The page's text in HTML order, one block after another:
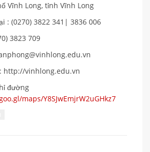
Vĩnh Long, tỉnh Vĩnh Long
: (0270) 3822 341| 3836 006
3823 709
http://vinhlong.edu.vn
đường
maps/Y8SJwEmjrW2uGHkz7